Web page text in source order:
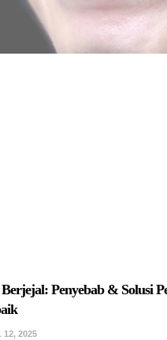
Penyebab & Solusi
12, 2025